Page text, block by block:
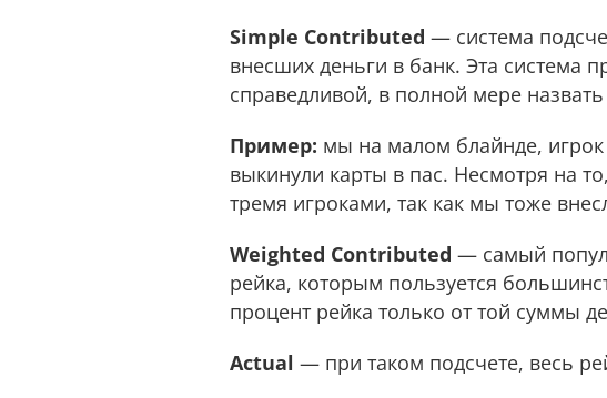
Simple Contributed — система
внесших дeньги в банк. Эта система
справедливой, в полной мере
Пример: мы на малом блайнде,
выкинули карты в пас. Несмотря на
тремя игроками, так как мы тоже
Weighted Contributed — самый
рейка, которым пользуется
процент рейка только от той суммы
Actual — при таком подсчете, весь